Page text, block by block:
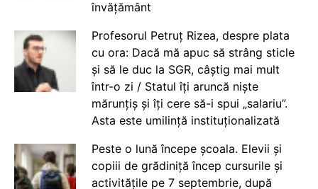
învățământ
Profesorul Petruț Rizea, despre plata
cu ora: Dacă mă apuc să strâng sticle
și să le duc la SGR, câștig mai mult
într-o zi / Statul îți aruncă niște
mărunțiș și îți cere să-i spui „salariu”.
Asta este umilință instituționalizată
Peste o lună începe școala. Elevii și
copiii de grădiniță încep cursurile și
activitățile pe 7 septembrie, după